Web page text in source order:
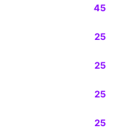
45
25
25
25
25